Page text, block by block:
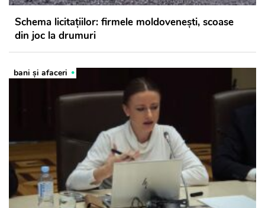
Schema licitațiilor: firmele moldovenești, scoase
din joc la drumuri
bani și afaceri